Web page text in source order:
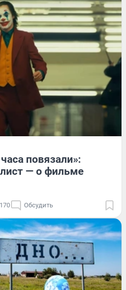
повязали»:
— о фильме
Обсудить